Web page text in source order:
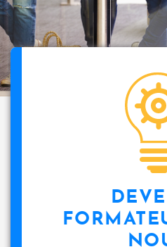
i
p
a
l